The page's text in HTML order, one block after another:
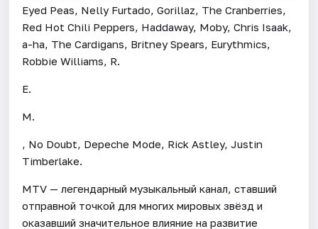
Eyed Peas, Nelly Furtado, Gorillaz, The Cranberries,
Red Hot Chili Peppers, Haddaway, Moby, Chris Isaak,
a-ha, The Cardigans, Britney Spears, Eurythmics,
Robbie Williams, R.
E.
M.
, No Doubt, Depeche Mode, Rick Astley, Justin
Timberlake.
MTV — легендарный музыкальный канал, ставший
отправной точкой для многих мировых звёзд и
оказавший значительное влияние на развитие